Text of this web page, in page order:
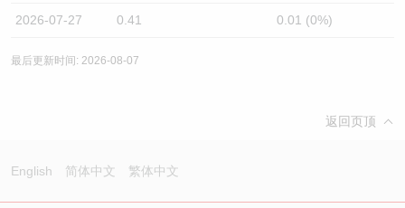
2026-07-27 0.41 0.01 (0%)
最后更新时间: 2026-08-07
返回页顶
English 简体中文 繁体中文